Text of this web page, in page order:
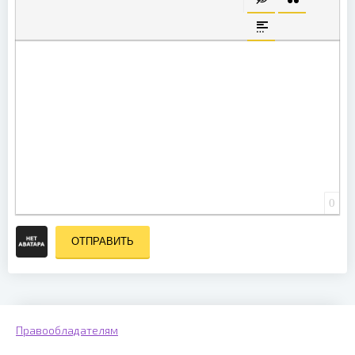
ВСТАВКА
0
ОТПРАВИТЬ
Правообладателям